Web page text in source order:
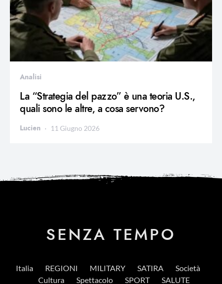
Analisi
La “Strategia del pazzo” è una teoria U.S.,
quali sono le altre, a cosa servono?
Lucien 11 Giugno 2026
SENZA TEMPO
Italia REGIONI MILITARY SATIRA
Società
Cultura
Spettacolo SPORT SALUTE